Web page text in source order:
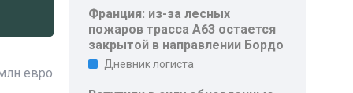
евро
Франция: из-за лесных
пожаров трасса A63 остается
закрытой в направлении Бордо
Дневник логиста